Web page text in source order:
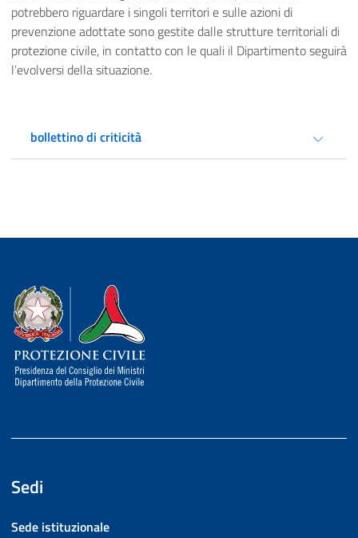
potrebbero riguardare i singoli territori e sulle azioni di
prevenzione adottate sono gestite dalle strutture territoriali di
protezione civile, in contatto con le quali il Dipartimento seguirà
l’evolversi della situazione.
bollettino di criticità
Dipartimento della Protezione Civile
Sedi
Sede istituzionale